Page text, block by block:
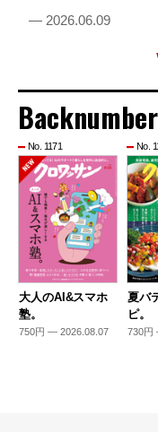
— 2026.06.09
Backnumber
No. 1171
大人のAI&スマホ
塾。
750円 — 2026.08.07
No.
夏バ
ピ。
730円